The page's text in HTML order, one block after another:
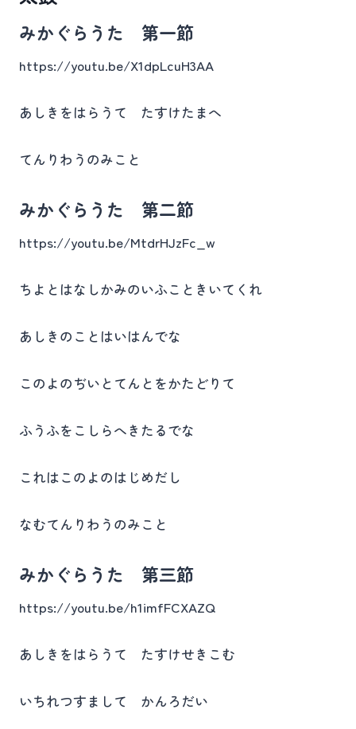
みかぐらうた 第一節
https://youtu.be/X1dpLcuH3AA
あしきをはらうて たすけたまへ
てんりわうのみこと
みかぐらうた 第二節
https://youtu.be/MtdrHJzFc_w
ちよとはなしかみのいふこときいてくれ
あしきのことはいはんでな
このよのぢいとてんとをかたどりて
ふうふをこしらへきたるでな
これはこのよのはじめだし
なむてんりわうのみこと
みかぐらうた 第三節
https://youtu.be/h1imfFCXAZQ
あしきをはらうて たすけせきこむ
いちれつすまして かんろだい